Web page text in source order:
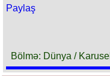
Paylaş
Bölmə: Dünya /